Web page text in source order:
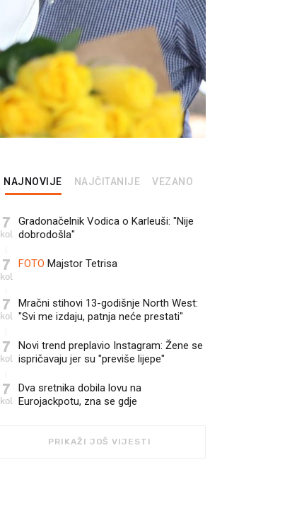
NAJNOVIJE NAJČITANIJE VEZANO
7
kol
Gradonačelnik Vodica o Karleuši: "Nije
dobrodošla"
7
kol
FOTO Majstor Tetrisa
7
kol
Mračni stihovi 13-godišnje North West:
"Svi me izdaju, patnja neće prestati"
7
kol
Novi trend preplavio Instagram: Žene se
ispričavaju jer su "previše lijepe"
7
kol
Dva sretnika dobila lovu na
Eurojackpotu, zna se gdje
PRIKAŽI JOŠ VIJESTI